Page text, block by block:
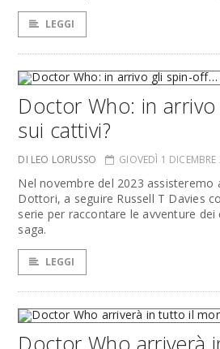
LEGGI
Doctor Who: in
sui cattivi?
DI LEO LORUSSO GIOVEDÌ 1
Nel novembre del 2023 assisteremo
Dottori, a seguire Russell T Davies
serie per raccontare le avventure
saga.
LEGGI
Doctor Who arriverà